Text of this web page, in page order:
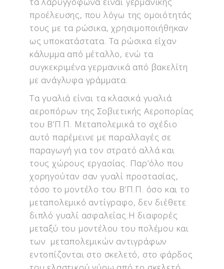
προέλευσης, που λόγω της ομοιότητάς
τους με τα ρώσικα, χρησιμοποιήθηκαν
ως υποκατάστατα. Τα ρώσικα είχαν
κάλυμμα από μέταλλο, ενώ τα
συγκεκριμένα γερμανικά από βακελίτη
με ανάγλυφα γράμματα.
Τα γυαλιά είναι τα κλασικά γυαλιά
αεροπόρων της Σοβιετικής Αεροπορίας
του Β’Π.Π. Μεταπολεμικά το σχέδιο
αυτό παρέμεινε με παραλλαγές σε
παραγωγή για τον στρατό αλλά και
τους χώρους εργασίας. Παρ’όλο που
χορηγούταν σαν γυαλί προστασίας,
τόσο το μοντέλο του Β’Π.Π. όσο και το
μεταπολεμικό αντίγραφο, δεν διέθετε
διπλό γυαλί ασφαλείας.Η διαφορές
μεταξύ του μοντέλου του πολέμου και
των μεταπολεμικών αντιγράφων
εντοπίζονται στο σκελετό, στο φάρδος
του ελαστικού γύρω από το σκελετό,